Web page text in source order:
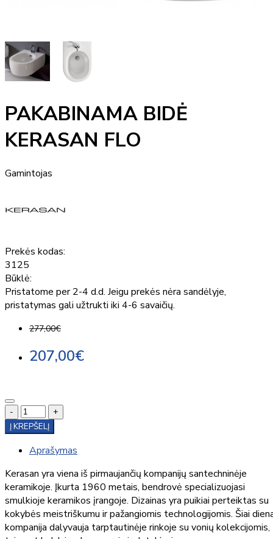
PAKABINAMA BIDĖ
KERASAN FLO
Gamintojas
Prekės kodas:
3125
Būklė:
Pristatome per 2-4 d.d. Jeigu prekės nėra sandėlyje,
pristatymas gali užtrukti iki 4-6 savaičių.
277,00€
207,00€
-
+
Į KREPŠELĮ
Aprašymas
Kerasan yra viena iš pirmaujančių kompanijų santechninėje
keramikoje. Įkurta 1960 metais, bendrovė specializuojasi
smulkioje keramikos įrangoje. Dizainas yra puikiai perteiktas su
kokybės meistriškumu ir pažangiomis technologijomis. Šiai
kompanija dalyvauja tarptautinėje rinkoje su vonių kolekcijomis,